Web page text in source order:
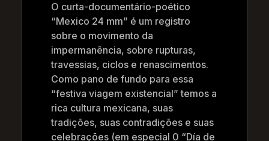
O curta-documentário-poético
“Mexico 24 mm” é um registro
sobre o movimento da
impermanência, sobre rupturas,
travessias, ciclos e renascimentos.
Como pano de fundo para essa
“festiva viagem existencial” temos a
rica cultura mexicana, suas
tradições, suas contradições e suas
celebrações (em especial 0 “Día de